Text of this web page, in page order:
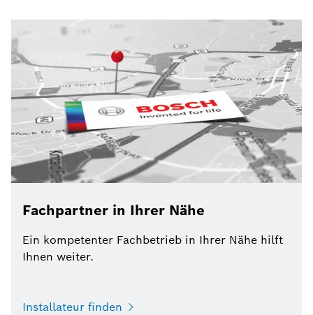
Fachpartner in Ihrer Nähe
Ein kompetenter Fachbetrieb in Ihrer Nähe hilft
Ihnen weiter.
Installateur finden